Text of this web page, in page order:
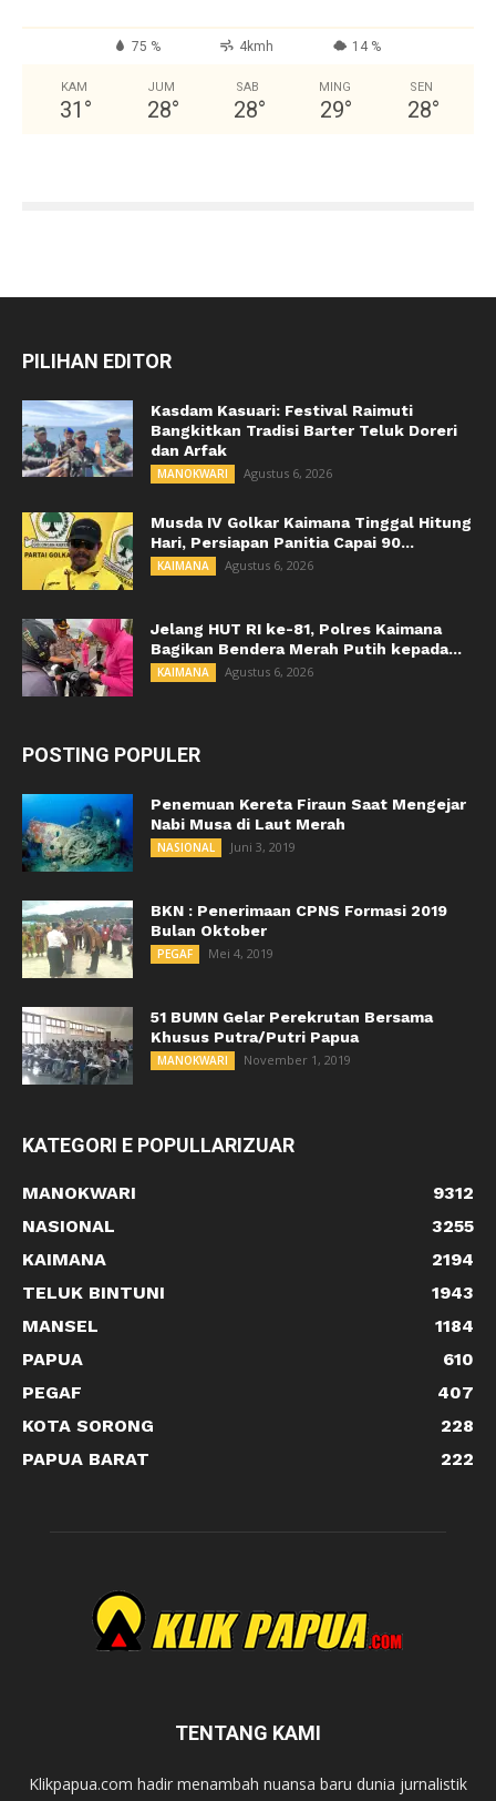
75 % 4kmh 14 %
KAM
31 °
JUM
28°
SAB
28°
MING
29°
SEN
28°
PILIHAN EDITOR
Kasdam Kasuari: Festival Raimuti
Bangkitkan Tradisi Barter Teluk Doreri
dan Arfak
MANOKWARI Agustus 6, 2026
Musda IV Golkar Kaimana Tinggal Hitung
Hari, Persiapan Panitia Capai 90...
KAIMANA Agustus 6, 2026
Jelang HUT RI ke-81, Polres Kaimana
Bagikan Bendera Merah Putih kepada...
KAIMANA Agustus 6, 2026
POSTING POPULER
Penemuan Kereta Firaun Saat Mengejar
Nabi Musa di Laut Merah
NASIONAL Juni 3, 2019
BKN : Penerimaan CPNS Formasi 2019
Bulan Oktober
PEGAF Mei 4, 2019
51 BUMN Gelar Perekrutan Bersama
Khusus Putra/Putri Papua
MANOKWARI November 1, 2019
KATEGORI E POPULLARIZUAR
MANOKWARI
9312
NASIONAL
3255
KAIMANA
2194
TELUK BINTUNI
1943
MANSEL
1184
PAPUA
610
PEGAF
407
KOTA SORONG
228
PAPUA BARAT
222
TENTANG KAMI
Klikpapua.com hadir menambah nuansa baru dunia jurnalistik